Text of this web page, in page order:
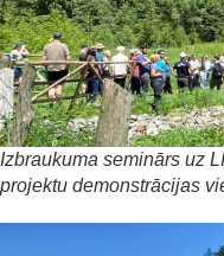
Izbraukuma seminārs uz
projektu demonstrācijas